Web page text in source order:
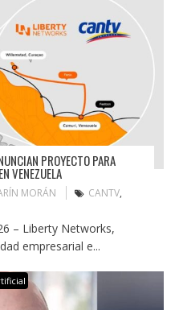
PROYECTO PARA
VENEZUELA
MORÁN CANTV,
– Liberty Networks,
empresarial e...